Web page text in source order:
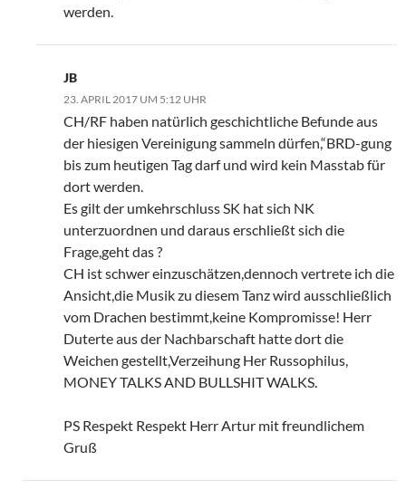
werden.
JB
23. APRIL 2017 UM 5:12 UHR
CH/RF haben natürlich geschichtliche Befunde aus
der hiesigen Vereinigung sammeln dürfen,“BRD-gung
bis zum heutigen Tag darf und wird kein Masstab für
dort werden.
Es gilt der umkehrschluss SK hat sich NK
unterzuordnen und daraus erschließt sich die
Frage,geht das ?
CH ist schwer einzuschätzen,dennoch vertrete ich die
Ansicht,die Musik zu diesem Tanz wird ausschließlich
vom Drachen bestimmt,keine Kompromisse! Herr
Duterte aus der Nachbarschaft hatte dort die
Weichen gestellt,Verzeihung Her Russophilus,
MONEY TALKS AND BULLSHIT WALKS.
PS Respekt Respekt Herr Artur mit freundlichem
Gruß